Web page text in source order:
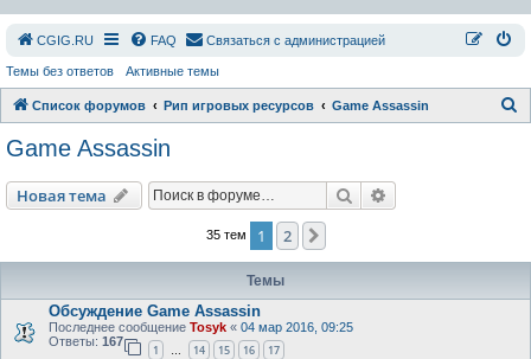
СGIG.RU FAQ Связаться с администрацией
Темы без ответов Активные темы
Список форумов Рип игровых ресурсов Game Assassin
Game Assassin
Новая тема Поиск
35 тем 1 2
Темы
Обсуждение Game Assassin
Последнее сообщение Tosyk « 04 мар 2016, 09:25
Ответы: 167
1 … 14 15 16 17